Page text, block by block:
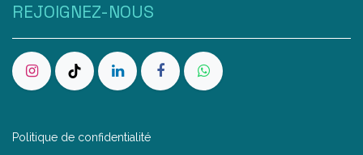
REJOIGNEZ-NOUS
Politique de confidentialité